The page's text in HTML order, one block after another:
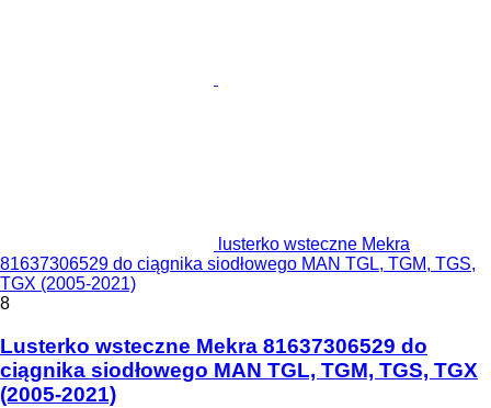
lusterko wsteczne Mekra
81637306529 do ciągnika siodłowego MAN TGL, TGM, TGS,
TGX (2005-2021)
8
Lusterko wsteczne Mekra 81637306529 do
ciągnika siodłowego MAN TGL, TGM, TGS, TGX
(2005-2021)